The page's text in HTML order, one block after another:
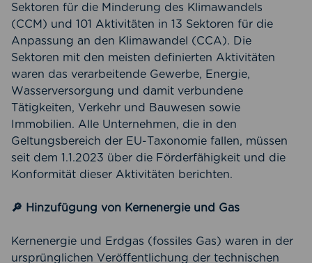
Sektoren für die Minderung des Klimawandels
(CCM) und 101 Aktivitäten in 13 Sektoren für die
Anpassung an den Klimawandel (CCA). Die
Sektoren mit den meisten definierten Aktivitäten
waren das verarbeitende Gewerbe, Energie,
Wasserversorgung und damit verbundene
Tätigkeiten, Verkehr und Bauwesen sowie
Immobilien. Alle Unternehmen, die in den
Geltungsbereich der EU-Taxonomie fallen, müssen
seit dem 1.1.2023 über die Förderfähigkeit und die
Konformität dieser Aktivitäten berichten.
🔎 Hinzufügung von Kernenergie und Gas
Kernenergie und Erdgas (fossiles Gas) waren in der
ursprünglichen Veröffentlichung der technischen